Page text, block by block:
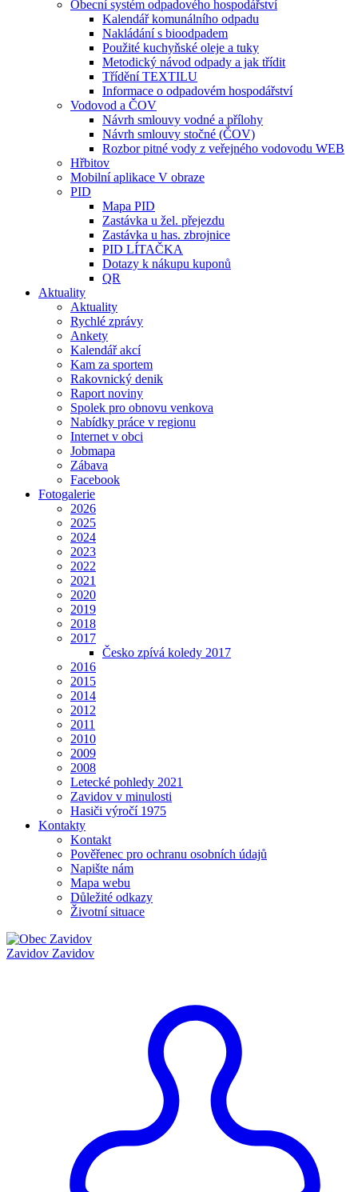
Obecní systém odpadového hospodářství
Kalendář komunálního odpadu
Nakládání s bioodpadem
Použité kuchyňské oleje a tuky
Metodický návod odpady a jak třídit
Třídění TEXTILU
Informace o odpadovém hospodářství
Vodovod a ČOV
Návrh smlouvy vodné a přílohy
Návrh smlouvy stočné (ČOV)
Rozbor pitné vody z veřejného vodovodu WEB
Hřbitov
Mobilní aplikace V obraze
PID
Mapa PID
Zastávka u žel. přejezdu
Zastávka u has. zbrojnice
PID LÍTAČKA
Dotazy k nákupu kuponů
QR
Aktuality
Aktuality
Rychlé zprávy
Ankety
Kalendář akcí
Kam za sportem
Rakovnický denik
Raport noviny
Spolek pro obnovu venkova
Nabídky práce v regionu
Internet v obci
Jobmapa
Zábava
Facebook
Fotogalerie
2026
2025
2024
2023
2022
2021
2020
2019
2018
2017
Česko zpívá koledy 2017
2016
2015
2014
2012
2011
2010
2009
2008
Letecké pohledy 2021
Zavidov v minulosti
Hasiči výročí 1975
Kontakty
Kontakt
Pověřenec pro ochranu osobních údajů
Napište nám
Mapa webu
Důležité odkazy
Životní situace
Zavidov Zavidov